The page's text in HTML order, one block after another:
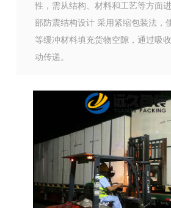
性，需从结构、材料和工艺等方面
部防震结构设计 采用紧缩包装法，
等缓冲材料填充货物空隙，通过吸
动传递。